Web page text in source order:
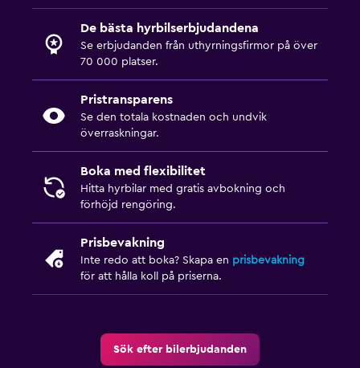
De bästa hyrbilserbjudandena
Se erbjudanden från uthyrningsfirmor på över
70 000 platser.
Pristransparens
Se den totala kostnaden och undvik
överraskningar.
Boka med flexibilitet
Hitta hyrbilar med gratis avbokning och
förhöjd rengöring.
Prisbevakning
Inte redo att boka? Skapa en prisbevakning
för att hålla koll på priserna.
Sök efter bilerbjudanden